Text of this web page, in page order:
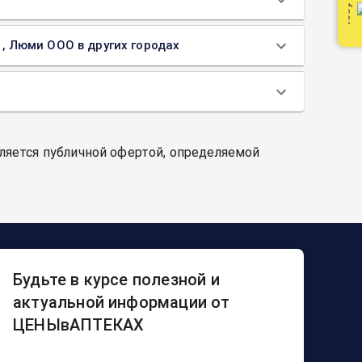
Люми ООО в других городах
публичной офертой, определяемой
Будьте в курсе полезной и
актуальной информации от
ЦЕНЫвАПТЕКАХ